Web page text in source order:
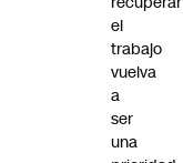
el
trabajo
vuelva
a
ser
una